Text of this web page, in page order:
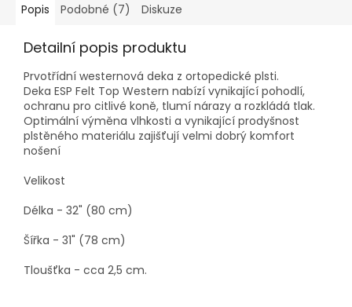
Popis Podobné (7) Diskuze
Detailní popis produktu
Prvotřídní westernová deka z ortopedické plsti.
Deka ESP Felt Top Western nabízí vynikající pohodlí,
ochranu pro citlivé koně, tlumí nárazy a rozkládá tlak.
Optimální výměna vlhkosti a vynikající prodyšnost
plstěného materiálu zajišťují velmi dobrý komfort
nošení
Velikost
Délka - 32" (80 cm)
Šířka - 31" (78 cm)
Tloušťka - cca 2,5 cm.